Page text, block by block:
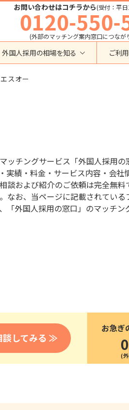
お問い合わせはコチラから(受付：平
0120-550-
(外部のマッチング案内窓口につなが
る
運送・ドライバー
自動車整備
宿泊
外食
農業
通訳・翻訳
IT
営業
貿易
外国人採用の相場を知る
育成就労外国人の受け入れ相場
ご利
スオー
ッチングサービス「外国人採用
実績・料金・サービス内容・会
談および紹介のご依頼は完全無
なお、当ページに記載されてい
「外国人採用の窓口」のマッチ
談してみる ≫
お急ぎ